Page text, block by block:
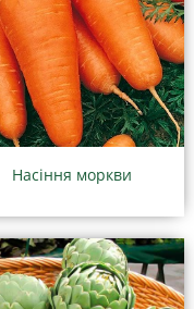
Насіння моркви